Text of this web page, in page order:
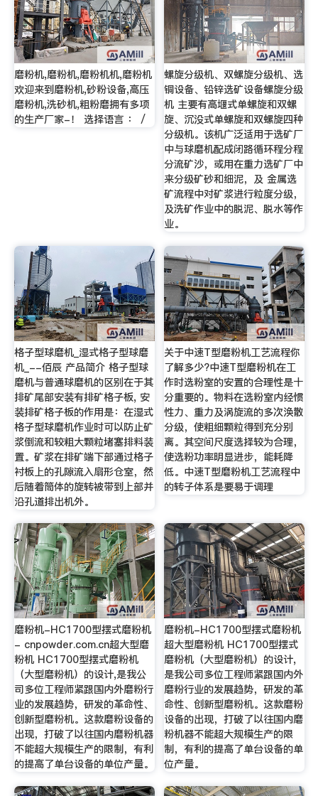
磨粉机,磨粉机,磨粉机机,磨粉机
欢迎来到磨粉机,砂粉设备,高压
磨粉机,洗砂机,粗粉磨拥有多项
的生产厂家-！ 选择语言 ： /
螺旋分级机、双螺旋分级机、选
铜设备、铅锌选矿设备螺旋分级
机 主要有高堰式单螺旋和双螺
旋、沉没式单螺旋和双螺旋四种
分级机。该机广泛适用于选矿厂
中与球磨机配成闭路循环程分程
分流矿沙，或用在重力选矿厂中
来分级矿砂和细泥，及 金属选
矿流程中对矿浆进行粒度分级，
及洗矿作业中的脱泥、脱水等作
业。
格子型球磨机_湿式格子型球磨
机_--佰辰 产品简介 格子型球
磨机与普通球磨机的区别在于其
排矿尾部安装有排矿格子板, 安
装排矿格子板的作用是：在湿式
格子型球磨机作业时可以防止矿
浆倒流和较粗大颗粒堵塞排料装
置。矿浆在排矿端下部通过格子
衬板上的孔隙流入扇形仓室，然
后随着筒体的旋转被带到上部并
沿孔道排出机外。
关于中速T型磨粉机工艺流程你
了解多少?中速T型磨粉机在工
作时选粉室的安置的合理性是十
分重要的。物料在选粉室内经惯
性力、重力及涡旋流的多次涣散
分级，使粗细颗粒得到充分别
离。其空间尺度选择较为合理，
使选粉功率明显进步，能耗降
低。中速T型磨粉机工艺流程中
的转子体系是要易于调理
磨粉机-HC1700型摆式磨粉机
- cnpowder.com.cn超大型磨
粉机 HC1700型摆式磨粉机
（大型磨粉机）的设计,是我公
司多位工程师紧跟国内外磨粉行
业的发展趋势，研发的革命性、
创新型磨粉机。这款磨粉设备的
出现，打破了以往国内磨粉机器
不能超大规模生产的限制，有利
的提高了单台设备的单位产量。
磨粉机-HC1700型摆式磨粉机
超大型磨粉机 HC1700型摆式
磨粉机（大型磨粉机）的设计,
是我公司多位工程师紧跟国内外
磨粉行业的发展趋势，研发的革
命性、创新型磨粉机。这款磨粉
设备的出现，打破了以往国内磨
粉机器不能超大规模生产的限
制，有利的提高了单台设备的单
位产量。